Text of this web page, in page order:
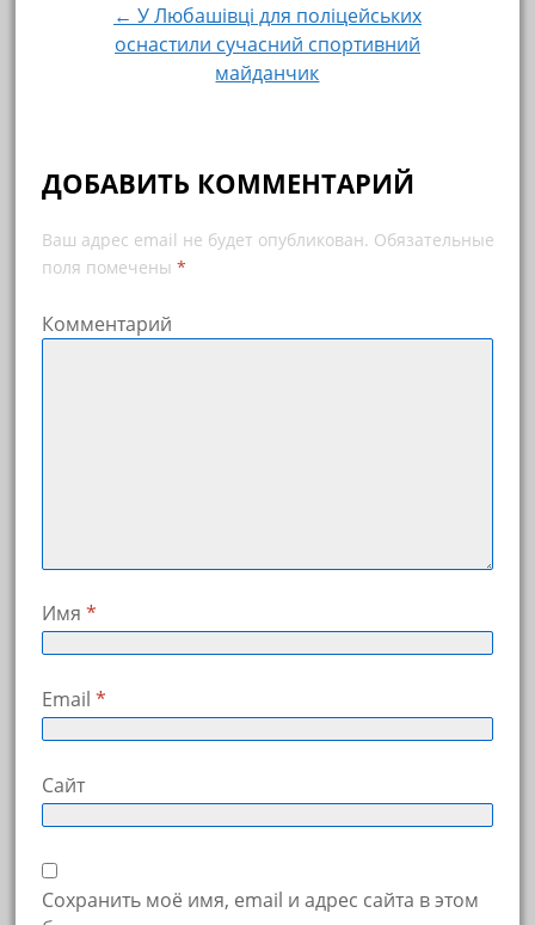
← У Любашівці для поліцейських
оснастили сучасний спортивний
майданчик
ДОБАВИТЬ КОММЕНТАРИЙ
Ваш адрес email не будет опубликован. Обязательные
поля помечены *
Комментарий
Имя *
Email *
Сайт
Сохранить моё имя, email и адрес сайта в этом